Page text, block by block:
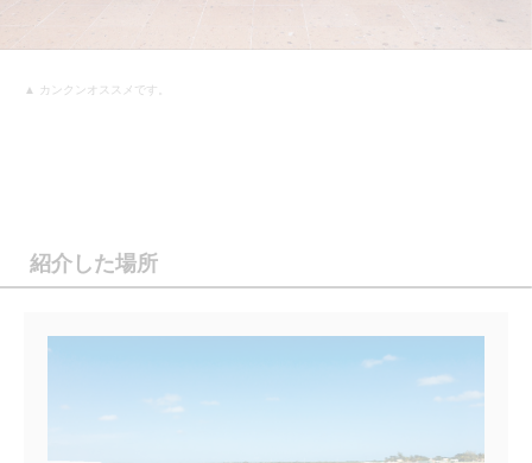
▲ カンクンオススメです。
紹介した場所